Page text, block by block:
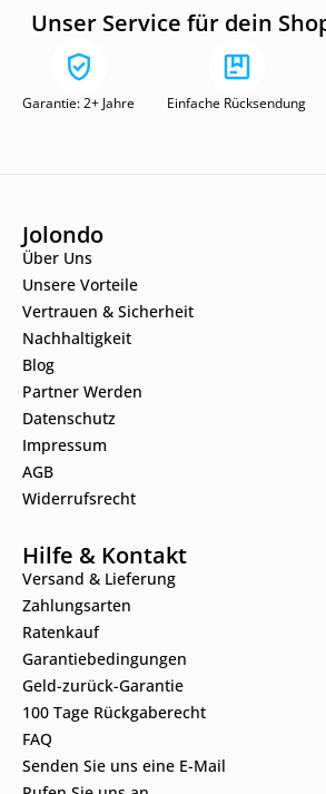
Unser Service für dein
Garantie: 2+ Jahre Einfache Rücksendung
Jolondo
Über Uns
Unsere Vorteile
Vertrauen & Sicherheit
Nachhaltigkeit
Blog
Partner Werden
Datenschutz
Impressum
AGB
Widerrufsrecht
Hilfe & Kontakt
Versand & Lieferung
Zahlungsarten
Ratenkauf
Garantiebedingungen
Geld-zurück-Garantie
100 Tage Rückgaberecht
FAQ
Senden Sie uns eine E-Mail